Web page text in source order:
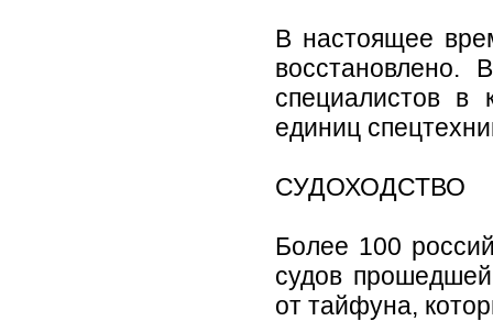
В настоящее
восстановлено.
специалистов в
единиц
СУДОХОДСТВО
Более 100
судов
от тайфуна,